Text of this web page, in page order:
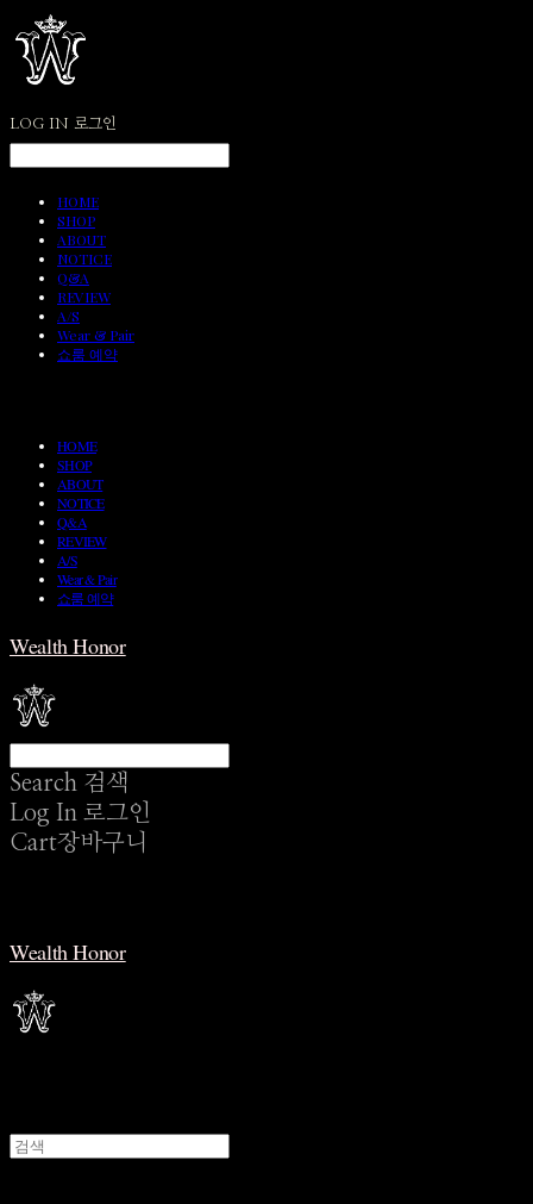
LOG IN 로그인
HOME
SHOP
ABOUT
NOTICE
Q&A
REVIEW
A/S
Wear & Pair
쇼룸 예약
HOME
SHOP
ABOUT
NOTICE
Q&A
REVIEW
A/S
Wear & Pair
쇼룸 예약
Wealth Honor
Search 검색
Log In 로그인
Cart장바구니
Wealth Honor